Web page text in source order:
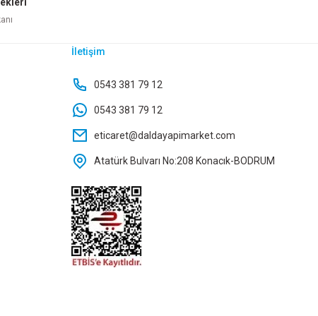
KAPI KİLİDİ KTX-2811
İletişim
0543 381 79 12
0543 381 79 12
eticaret@daldayapimarket.com
Atatürk Bulvarı No:208 Konacık-BODRUM